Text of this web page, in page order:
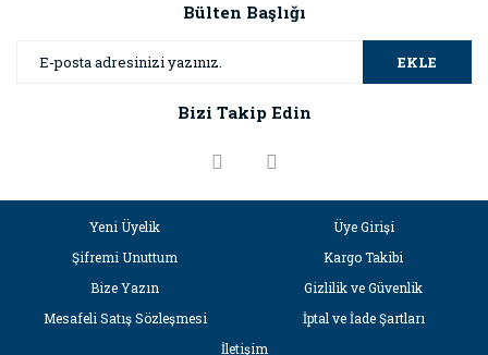
Bülten Başlığı
EKLE
Bizi Takip Edin
Yeni Üyelik
Üye Girişi
Şifremi Unuttum
Kargo Takibi
Bize Yazın
Gizlilik ve Güvenlik
Mesafeli Satış Sözleşmesi
İptal ve İade Şartları
İletişim